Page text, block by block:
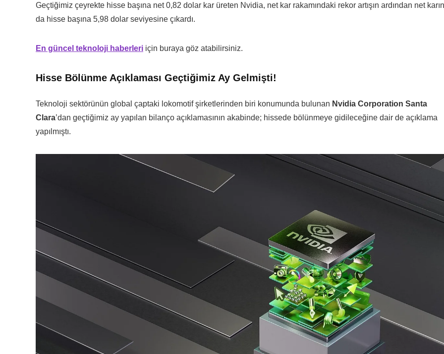
Geçtiğimiz çeyrekte hisse başına net 0,82 dolar kar üreten Nvidia, net kar rakamındaki rekor artışın ardından net
da hisse başına 5,98 dolar seviyesine çıkardı.
En güncel teknoloji haberleri için buraya göz atabilirsiniz.
Hisse Bölünme Açıklaması Geçtiğimiz Ay Gelmişti!
Teknoloji sektörünün global çaptaki lokomotif şirketlerinden biri konumunda bulunan Nvidia Corporation Santa
Clara’dan geçtiğimiz ay yapılan bilanço açıklamasının akabinde; hissede bölünmeye gidileceğine dair de açıklama
yapılmıştı.